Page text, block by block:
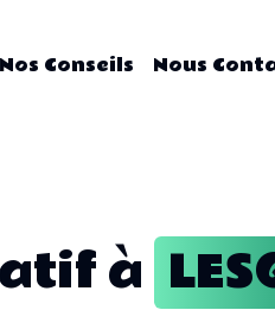
Nos Conseils Nous
à